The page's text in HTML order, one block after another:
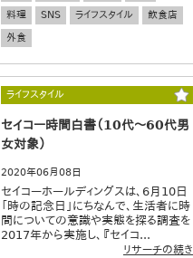
料理
SNS ライフスタイル
飲食店
外食
ライフスタイル
セイコー時間白書（10代～60代男
女対象）
2020年06月08日
セイコーホールディングスは、6月10日
「時の記念日」にちなんで、生活者に時
間についての意識や実態を探る調査を
2017年から実施し、『セイコ...
リサーチの続き